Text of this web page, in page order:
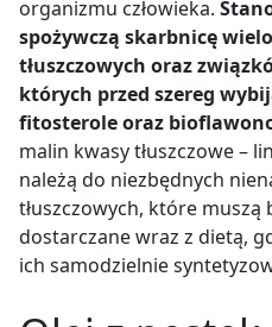
organizmu człowieka.
spożywczą skarbnicę
tłuszczowych oraz
których przed szereg
fitosterole oraz
malin kwasy tłuszczowe–
należą do niezbędnych
tłuszczowych, które muszą
dostarczane wraz z dietą,
ich samodzielnie